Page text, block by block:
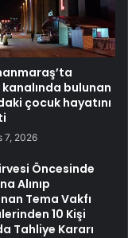
bulunan
çocuk hayatını
7, 2026
Öncesinde
Alınıp
Tema Vakfı
10 Kişi
Tahliye Kararı